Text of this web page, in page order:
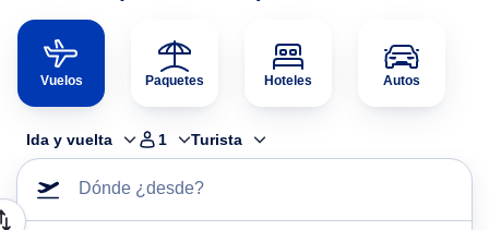
Vuelos Paquetes Hoteles Autos
Ida y vuelta 1 Turista
Dónde ¿desde?